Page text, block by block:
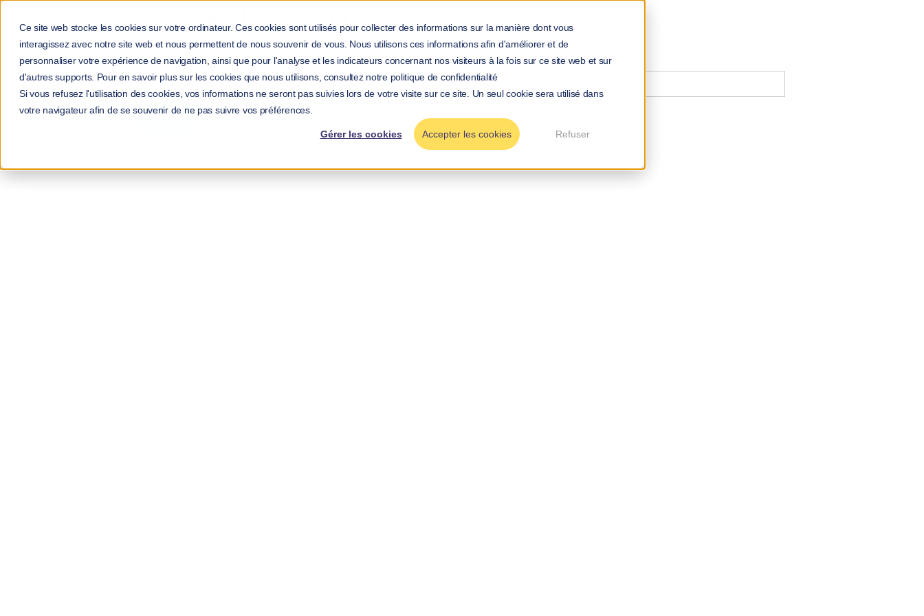
Ce site web stocke les cookies sur votre ordinateur. Ces cookies sont utilisés pour collecter des informations sur la manière dont vous
interagissez avec notre site web et nous permettent de nous souvenir de vous. Nous utilisons ces informations afin d'améliorer et de
personnaliser votre expérience de navigation, ainsi que pour l'analyse et les indicateurs concernant nos visiteurs à la fois sur ce site web et sur
d'autres supports. Pour en savoir plus sur les cookies que nous utilisons, consultez notre politique de confidentialité
Si vous refusez l'utilisation des cookies, vos informations ne seront pas suivies lors de votre visite sur ce site. Un seul cookie sera utilisé dans
votre navigateur afin de se souvenir de ne pas suivre vos préférences.
Gérer les cookies Accepter les cookies Refuser
Search results
Search